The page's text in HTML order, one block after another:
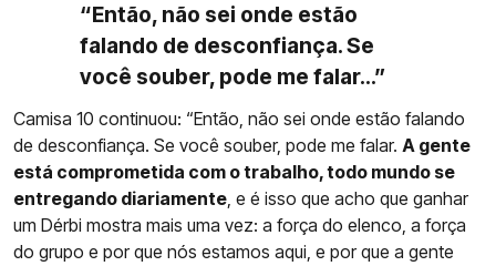
“Então, não sei onde estão
falando de desconfiança. Se
você souber, pode me falar...”
Camisa 10 continuou: “Então, não sei onde estão falando
de desconfiança. Se você souber, pode me falar. A gente
está comprometida com o trabalho, todo mundo se
entregando diariamente, e é isso que acho que ganhar
um Dérbi mostra mais uma vez: a força do elenco, a força
do grupo e por que nós estamos aqui, e por que a gente